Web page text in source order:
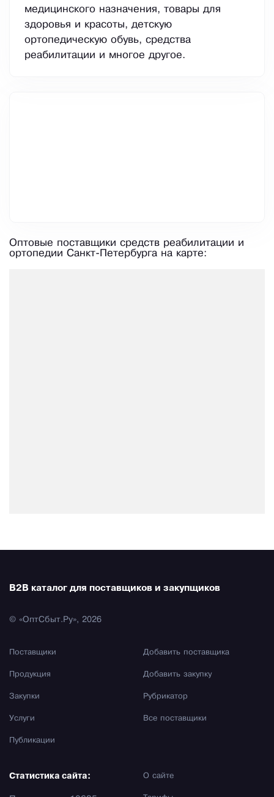
медицинского назначения, товары для
здоровья и красоты, детскую
ортопедическую обувь, средства
реабилитации и многое другое.
Оптовые поставщики средств реабилитации и
ортопедии Санкт-Петербурга на карте:
B2B каталог для поставщиков и закупщиков
© «ОптСбыт.Ру», 2026
Поставщики
Продукция
Закупки
Услуги
Публикации
Добавить поставщика
Добавить закупку
Рубрикатор
Все поставщики
О сайте
Статистика сайта: